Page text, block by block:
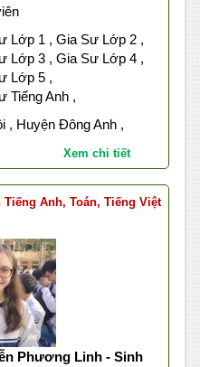
Lớp 1 , Gia Sư Lớp 2 ,
Lớp 3 , Gia Sư Lớp 4 ,
Lớp 5 ,
Tiếng Anh ,
, Huyện Đông Anh ,
Xem chi tiết
Anh, Toán, Tiếng Việt
Phương Linh - Sinh